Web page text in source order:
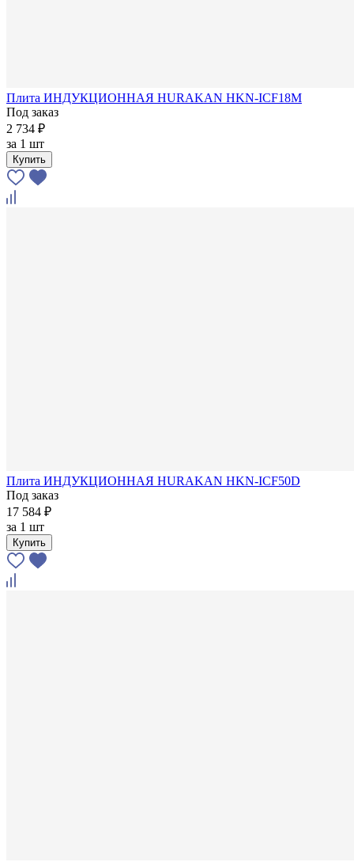
Плита ИНДУКЦИОННАЯ HURAKAN HKN-ICF18M
Под заказ
2 734 ₽
за 1 шт
Купить
Плита ИНДУКЦИОННАЯ HURAKAN HKN-ICF50D
Под заказ
17 584 ₽
за 1 шт
Купить